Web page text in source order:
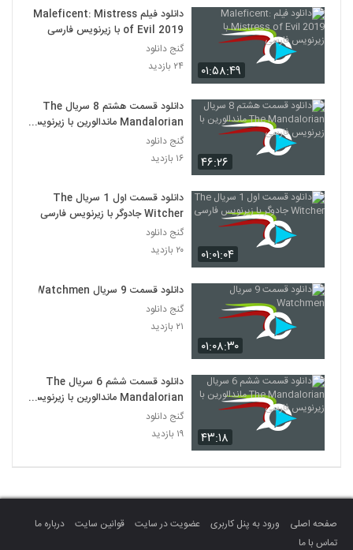
۰۱:۵۸:۴۹
دانلود فیلم Maleficent: Mistress
of Evil 2019 با زیرنویس فارسی
گنج دانلود
۲۴ بازدید
۴۶:۲۶
دانلود قسمت هشتم 8 سریال The
Mandalorian ماندالورین با زیرنویس
فارسی
گنج دانلود
۱۶ بازدید
۰۱:۰۱:۰۴
دانلود قسمت اول 1 سریال The
Witcher جادوگر با زیرنویس فارسی
گنج دانلود
۲۰ بازدید
۰۱:۰۸:۳۰
دانلود قسمت 9 سریال Watchmen
گنج دانلود
۲۱ بازدید
۴۳:۱۸
دانلود قسمت ششم 6 سریال The
Mandalorian ماندالورین با زیرنویس
فارسی
گنج دانلود
۱۹ بازدید
صفحه اصلی ورود به پنل کاربری عضویت در سایت قوانین سایت
درباره ما
تماس با ما